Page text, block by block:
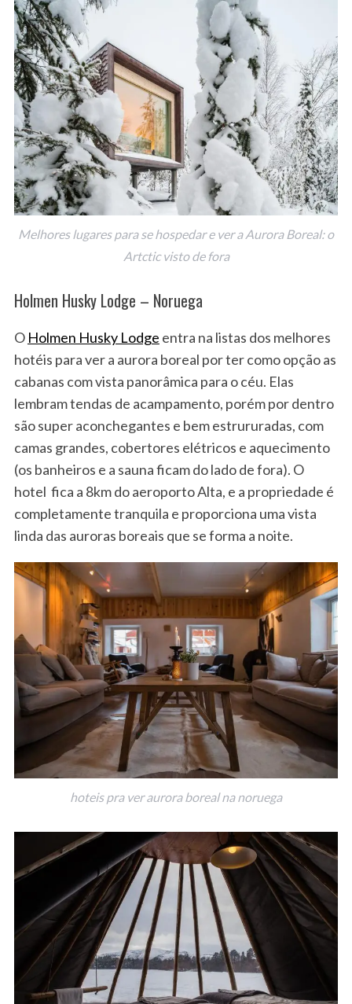
Melhores lugares para se hospedar e ver a Aurora Boreal: o
Artctic visto de fora
Holmen Husky Lodge – Noruega
O Holmen Husky Lodge entra na listas dos melhores
hotéis para ver a aurora boreal por ter como opção as
cabanas com vista panorâmica para o céu. Elas
lembram tendas de acampamento, porém por dentro
são super aconchegantes e bem estrururadas, com
camas grandes, cobertores elétricos e aquecimento
(os banheiros e a sauna ficam do lado de fora). O
hotel fica a 8km do aeroporto Alta, e a propriedade é
completamente tranquila e proporciona uma vista
linda das auroras boreais que se forma a noite.
hoteis pra ver aurora boreal na noruega